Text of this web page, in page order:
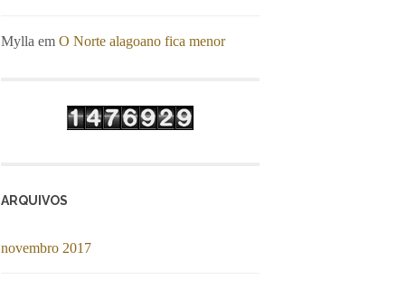
Mylla em O Norte alagoano fica menor
ARQUIVOS
novembro 2017